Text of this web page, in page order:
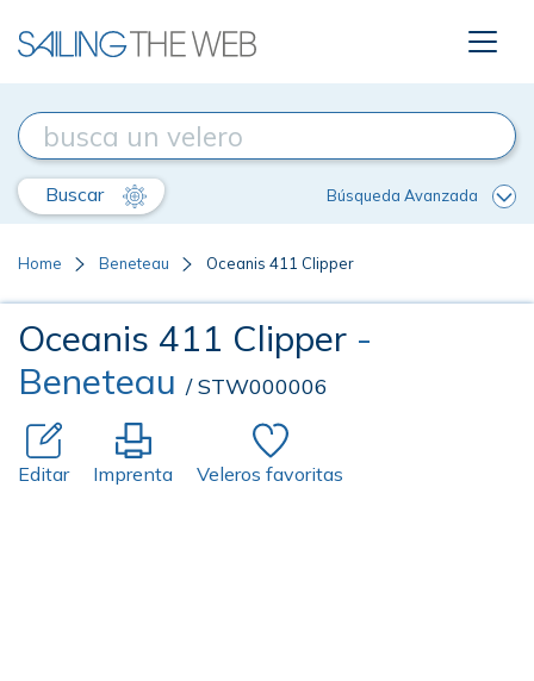
Buscar Búsqueda Avanzada
Home Beneteau Oceanis 411 Clipper
Oceanis 411 Clipper -
Beneteau / STW000006
Editar Imprenta Veleros favoritas